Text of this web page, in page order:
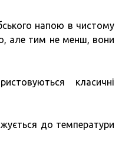
напою в чистому
але тим не менш, вони
класичні
до температури